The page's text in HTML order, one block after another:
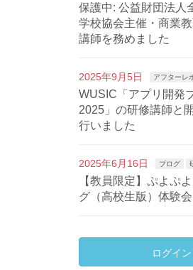
保護中: 公益財団法人
学校協会主催・商業
講師を務めました
2025年9月5日 アフターレ
WUSIC「アプリ開発
2025」の研修講師と
行いました
2025年6月16日 ブログ
【教員限定】ぷよぷ
グ（高校生版）体験会
ログイン